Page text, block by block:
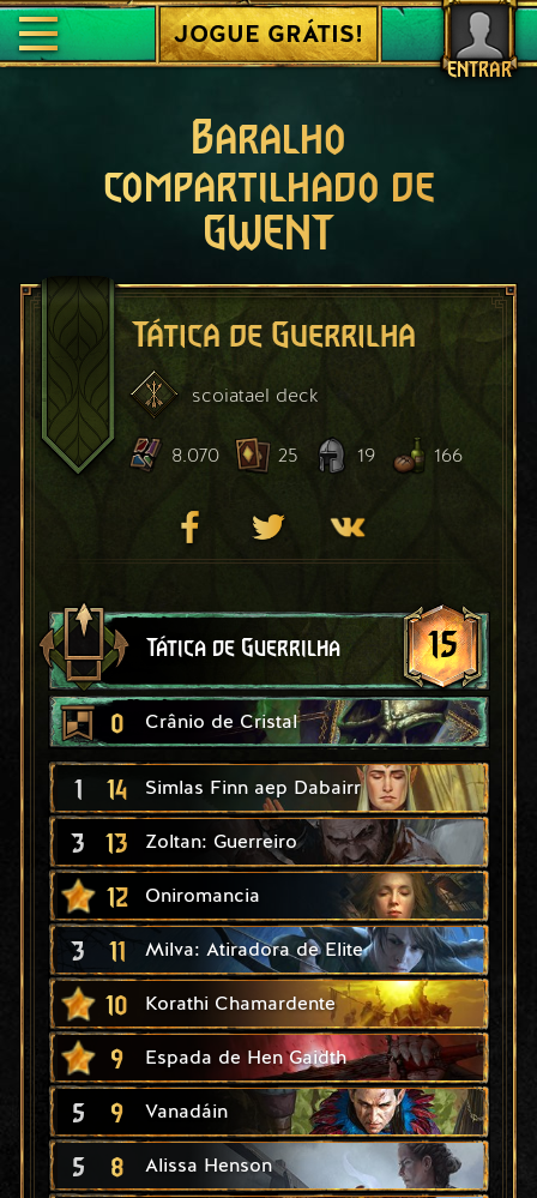
ENTRAR
JOGUE GRÁTIS!
Baralho
compartilhado de
GWENT
Tática de Guerrilha
scoiatael deck
8.070 25 19 166
Tática de Guerrilha 15
0 Crânio de Cristal
1 14 Simlas Finn aep Dabairr
3 13 Zoltan: Guerreiro
12 Oniromancia
3 11 Milva: Atiradora de Elite
10 Korathi Chamardente
9 Espada de Hen Gaidth
5 9 Vanadáin
5 8 Alissa Henson